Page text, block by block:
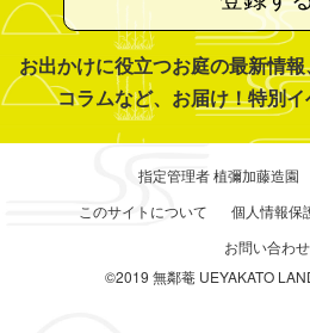
お出かけに役立つお庭の最新情
コラムなど、お届け！特別
指定管理者 植彌加藤造園
このサイトについて
個人情報保
お問い合わせ
©2019 無鄰菴 UEYAKATO